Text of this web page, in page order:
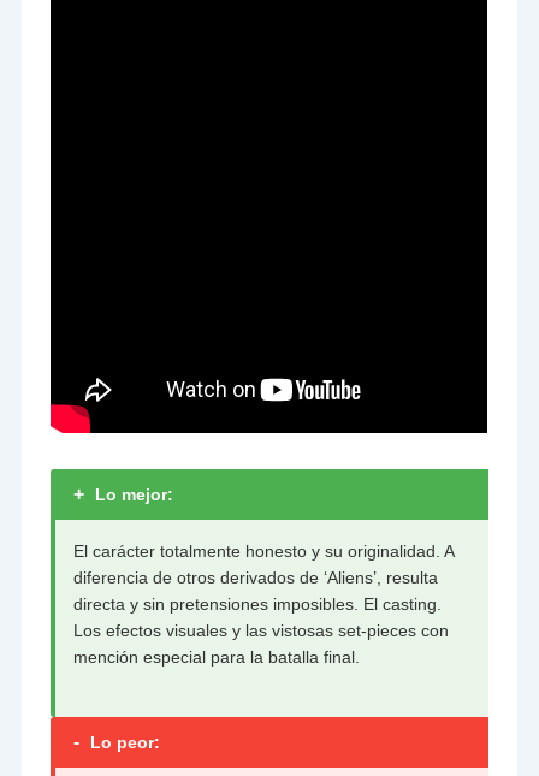
+ Lo mejor:
El carácter totalmente honesto y su originalidad. A
diferencia de otros derivados de ‘Aliens’, resulta
directa y sin pretensiones imposibles. El casting.
Los efectos visuales y las vistosas set-pieces con
mención especial para la batalla final.
- Lo peor: